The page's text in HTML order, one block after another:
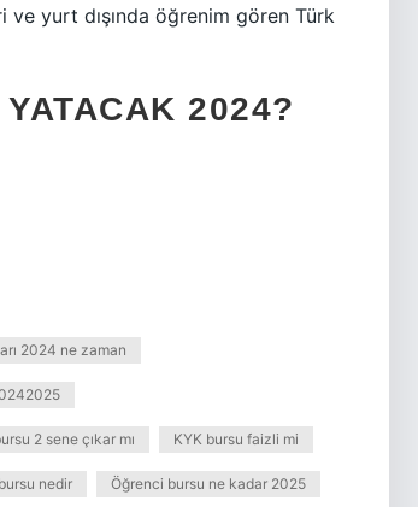
yurt dışında öğrenim gören Türk
2024?
2024 ne zaman
2 sene çıkar mı KYK bursu faizli mi
nedir Öğrenci bursu ne kadar 2025